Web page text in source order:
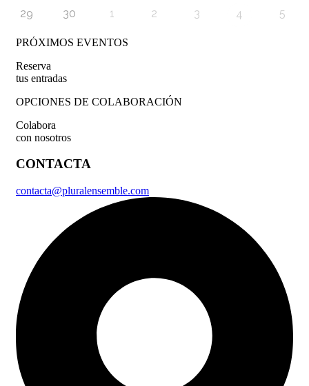
29 30 1 2 3 4 5
PRÓXIMOS EVENTOS
Reserva
tus entradas
OPCIONES DE COLABORACIÓN
Colabora
con nosotros
CONTACTA
contacta@pluralensemble.com